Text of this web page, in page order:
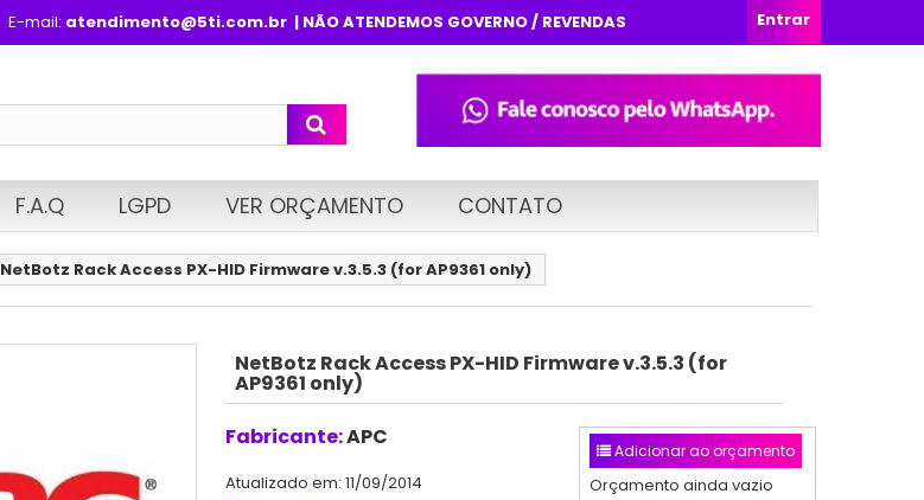
Entrar
E-mail: atendimento@5ti.com.br| NÃO ATENDEMOS GOVERNO / REVENDAS
F.A.Q LGPD VER ORÇAMENTO CONTATO
NetBotz Rack Access PX-HID Firmware v.3.5.3 (for AP9361 only)
NetBotz Rack Access PX-HID Firmware v.3.5.3 (for
AP9361 only)
Fabricante:APC
Atualizado em: 11/09/2014
Adicionar ao orçamento
Orçamento ainda vazio